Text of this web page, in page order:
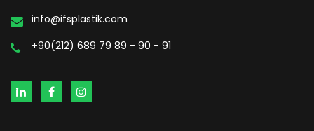
info@ifsplastik.com
+90(212) 689 79 89 - 90 - 91